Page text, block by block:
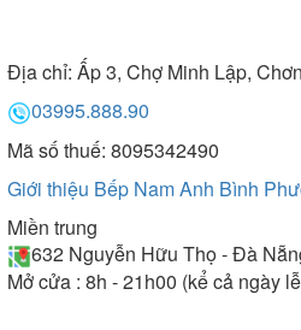
Địa chỉ: Ấp 3, Chợ Minh Lập,
03995.888.90
Mã số thuế: 8095342490
Giới thiệu Bếp Nam Anh Bình
Miền trung
632 Nguyễn Hữu Thọ - Đà
Mở cửa : 8h - 21h00 (kể cả ngày